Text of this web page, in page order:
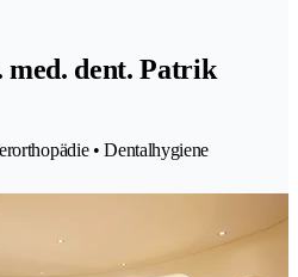
dent. Patrik
• Dentalhygiene